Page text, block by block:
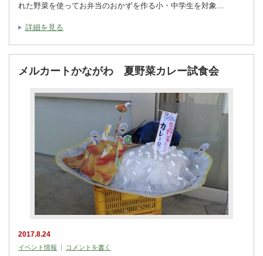
れた野菜を使ってお弁当のおかずを作る小・中学生を対象…
詳細を見る
メルカートかながわ 夏野菜カレー試食会
2017.8.24
イベント情報 コメントを書く